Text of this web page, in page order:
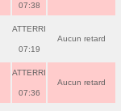
07:38
ATTERRI
07:19
Aucun retard
ATTERRI
07:36
Aucun retard